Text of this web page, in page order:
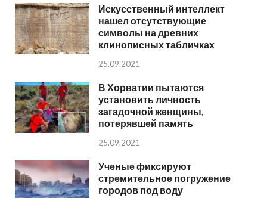
Искусственный интеллект
нашел отсутствующие
символы на древних
клинописных табличках
25.09.2021
В Хорватии пытаются
установить личность
загадочной женщины,
потерявшей память
25.09.2021
Ученые фиксируют
стремительное погружение
городов под воду